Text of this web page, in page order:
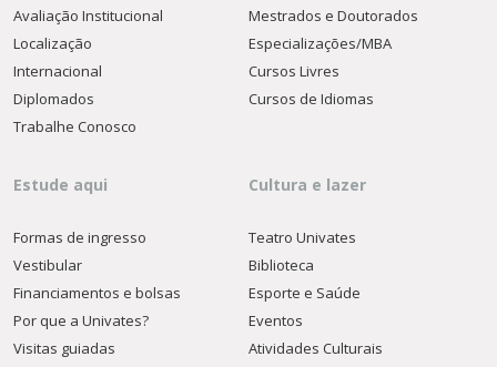
Avaliação Institucional
Localização
Internacional
Diplomados
Trabalhe Conosco
Mestrados e Doutorados
Especializações/MBA
Cursos Livres
Cursos de Idiomas
Estude aqui
Formas de ingresso
Vestibular
Financiamentos e bolsas
Por que a Univates?
Visitas guiadas
Cultura e lazer
Teatro Univates
Biblioteca
Esporte e Saúde
Eventos
Atividades Culturais